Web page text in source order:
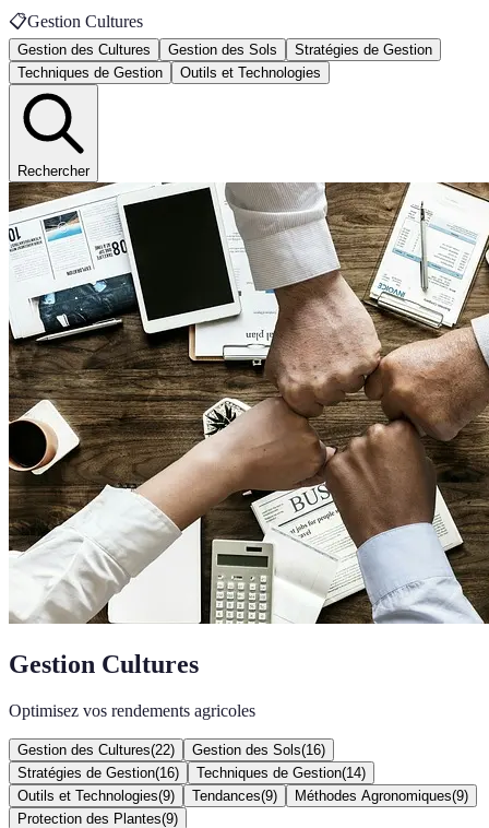
📋Gestion Cultures
Gestion des Cultures Gestion des Sols
Stratégies de Gestion
Techniques de Gestion
Outils et Technologies
Rechercher
Gestion Cultures
Optimisez vos rendements agricoles
Gestion des Cultures(22) Gestion des Sols(16)
Stratégies de Gestion(16) Techniques de Gestion(14)
Outils et Technologies(9) Tendances(9) Méthodes Agronomiques(9)
Protection des Plantes(9)